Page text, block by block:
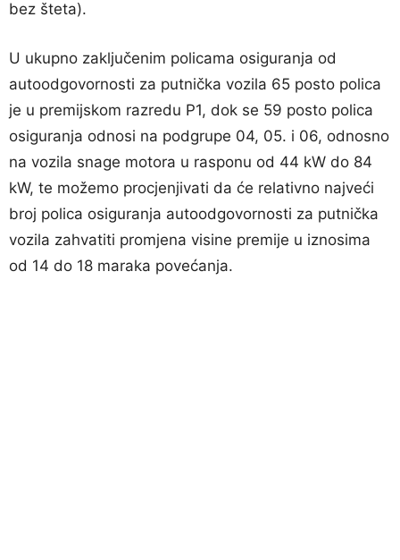
bez šteta).
U ukupno zaključenim policama osiguranja od
autoodgovornosti za putnička vozila 65 posto polica
je u premijskom razredu P1, dok se 59 posto polica
osiguranja odnosi na podgrupe 04, 05. i 06, odnosno
na vozila snage motora u rasponu od 44 kW do 84
kW, te možemo procjenjivati da će relativno najveći
broj polica osiguranja autoodgovornosti za putnička
vozila zahvatiti promjena visine premije u iznosima
od 14 do 18 maraka povećanja.